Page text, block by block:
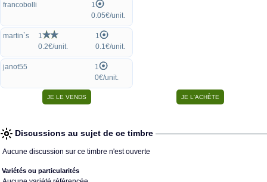
francobolli
1
0.05€/unit.
martin`s
1
0.2€/unit.
1
0.1€/unit.
janot55
1
0€/unit.
Discussions au sujet de ce timbre
Aucune discussion sur ce timbre n'est ouverte
Variétés ou particularités